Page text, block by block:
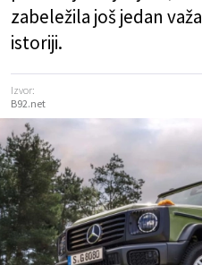
zabeležila još jedan
istoriji.
Izvor:
B92.net